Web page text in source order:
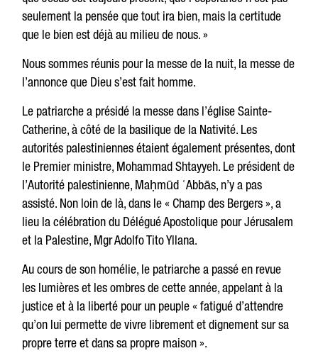
seulement la pensée que tout ira bien, mais la certitude
que le bien est déjà au milieu de nous. »
Nous sommes réunis pour la messe de la nuit, la messe de
l’annonce que Dieu s’est fait homme.
Le patriarche a présidé la messe dans l’église Sainte-
Catherine, à côté de la basilique de la Nativité. Les
autorités palestiniennes étaient également présentes, dont
le Premier ministre, Mohammad Shtayyeh. Le président de
l’Autorité palestinienne, Maḥmūd ʿAbbās, n’y a pas
assisté. Non loin de là, dans le « Champ des Bergers », a
lieu la célébration du Délégué Apostolique pour Jérusalem
et la Palestine, Mgr Adolfo Tito Yllana.
Au cours de son homélie, le patriarche a passé en revue
les lumières et les ombres de cette année, appelant à la
justice et à la liberté pour un peuple « fatigué d’attendre
qu’on lui permette de vivre librement et dignement sur sa
propre terre et dans sa propre maison ».